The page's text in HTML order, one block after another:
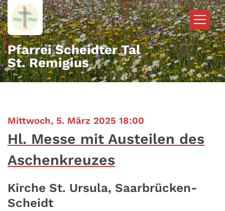
Zum Inhalt springen
Pfarrei Scheidter Tal
St. Remigius
Mittwoch, 5. März 2025 18:00
Hl. Messe mit Austeilen des
Aschenkreuzes
Kirche St. Ursula, Saarbrücken-
Scheidt